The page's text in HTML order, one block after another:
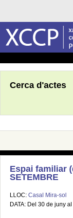
Cerca d'actes
Espai familiar
SETEMBRE
LLOC: Casal Mira-sol
DATA: Del 30 de juny